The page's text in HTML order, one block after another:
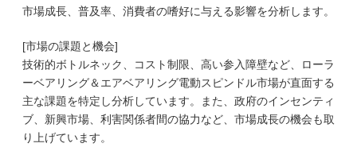
市場成長、普及率、消費者の嗜好に与える影響を分析します。
[市場の課題と機会]
技術的ボトルネック、コスト制限、高い参入障壁など、ローラ
ーベアリング＆エアベアリング電動スピンドル市場が直面する
主な課題を特定し分析しています。また、政府のインセンティ
ブ、新興市場、利害関係者間の協力など、市場成長の機会も取
り上げています。